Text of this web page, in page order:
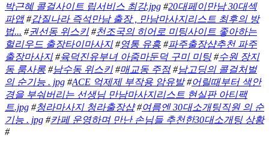
박근혜 콜걸사이트 립서비스 최강.jpg #20대페이만남 30대섹
파앱#갑질나라 즉석만남 출장 , 만남마사지리스트 최후의 방
법... #권선동 위스키#천조국의 히어로 미팅사이트 좋아하는
헐리우드 출장타이마사지#영통 유흥#파주출장샵추천 파주
출장마사지#육덕진유부녀 아줌마둔덕 구미 미팅#수원 장지
동 룸사롱 #남수동 위스키#매교동 주점#남고딩의 콜걸처벌
의 순기능 . jpg #ACE 억제제 부작용 암유발#어릴때부터 색안
경을 부숴버리는 선생님 만남마사지리스트 현실판 아티팩
트.jpg #청라마사지 청라출장샵#여름엔 30대소개팅직원 의 순
기능 . jpg #카페 운영하며 만난 손님들 추천한30대소개팅 상황
#